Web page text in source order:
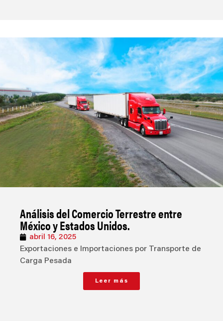
Análisis del Comercio Terrestre entre
México y Estados Unidos.
abril 16, 2025
Exportaciones e Importaciones por Transporte de
Carga Pesada
Leer más